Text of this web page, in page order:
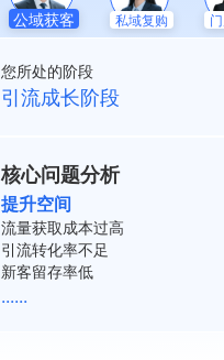
公域获客 私域复购
您所处的阶段
私域起盘阶段
核心问题分析
提升空间
复购率不足
会员活跃度低
裂变系数差
......